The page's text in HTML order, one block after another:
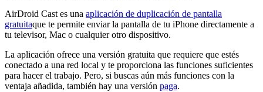
AirDroid Cast es una aplicación de duplicación de pantalla
gratuitaque te permite enviar la pantalla de tu iPhone directamente a
tu televisor, Mac o cualquier otro dispositivo.
La aplicación ofrece una versión gratuita que requiere que estés
conectado a una red local y te proporciona las funciones suficientes
para hacer el trabajo. Pero, si buscas aún más funciones con la
ventaja añadida, también hay una versión paga.